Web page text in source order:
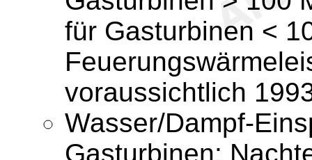
für Gasturbinen <
voraussichtlich
Wasser/Dampf-
Gasturbinen;